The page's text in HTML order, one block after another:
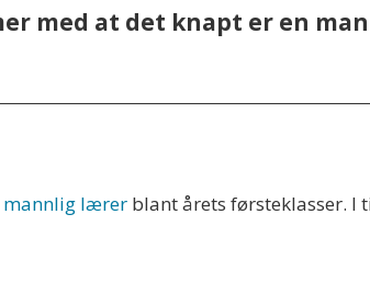
med at det knapt er en
mannlig lærer blant årets førsteklasser. I